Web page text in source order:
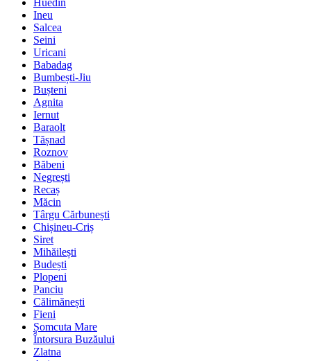
Huedin
Ineu
Salcea
Seini
Uricani
Babadag
Bumbești-Jiu
Bușteni
Agnita
Iernut
Baraolt
Tășnad
Roznov
Băbeni
Negrești
Recaș
Măcin
Târgu Cărbunești
Chișineu-Criș
Siret
Mihăilești
Budești
Plopeni
Panciu
Călimănești
Fieni
Șomcuta Mare
Întorsura Buzăului
Zlatna